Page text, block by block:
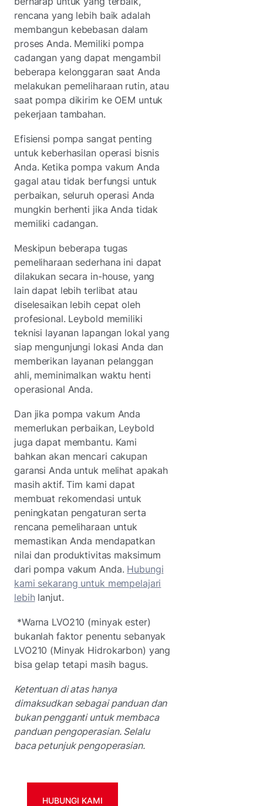
rencana yang lebih baik adalah
membangun kebebasan dalam
proses Anda. Memiliki pompa
cadangan yang dapat mengambil
beberapa kelonggaran saat Anda
melakukan pemeliharaan rutin, atau
saat pompa dikirim ke OEM untuk
pekerjaan tambahan.
Efisiensi pompa sangat penting
untuk keberhasilan operasi bisnis
Anda. Ketika pompa vakum Anda
gagal atau tidak berfungsi untuk
perbaikan, seluruh operasi Anda
mungkin berhenti jika Anda tidak
memiliki cadangan.
Meskipun beberapa tugas
pemeliharaan sederhana ini dapat
dilakukan secara in-house, yang
lain dapat lebih terlibat atau
diselesaikan lebih cepat oleh
profesional. Leybold memiliki
teknisi layanan lapangan lokal yang
siap mengunjungi lokasi Anda dan
memberikan layanan pelanggan
ahli, meminimalkan waktu henti
operasional Anda.
Dan jika pompa vakum Anda
memerlukan perbaikan, Leybold
juga dapat membantu. Kami
bahkan akan mencari cakupan
garansi Anda untuk melihat apakah
masih aktif. Tim kami dapat
membuat rekomendasi untuk
peningkatan pengaturan serta
rencana pemeliharaan untuk
memastikan Anda mendapatkan
nilai dan produktivitas maksimum
dari pompa vakum Anda. Hubungi
kami sekarang untuk mempelajari
lebihlanjut.
*Warna LVO210 (minyak ester)
bukanlah faktor penentu sebanyak
LVO210 (Minyak Hidrokarbon) yang
bisa gelap tetapi masih bagus.
Ketentuan di atas hanya
dimaksudkan sebagai panduan dan
bukan pengganti untuk membaca
panduan pengoperasian. Selalu
baca petunjuk pengoperasian.
HUBUNGI KAMI